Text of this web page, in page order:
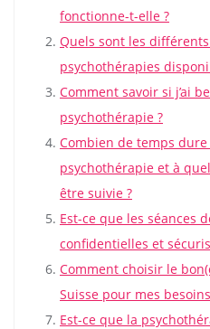
fonctionne-t-elle ?
Quels sont les
psychothérapies
Comment savoir si j’ai
psychothérapie ?
Combien de temps
psychothérapie et à
être suivie ?
Est-ce que les séances
confidentielles et
Comment choisir le
Suisse pour mes
Est-ce que la